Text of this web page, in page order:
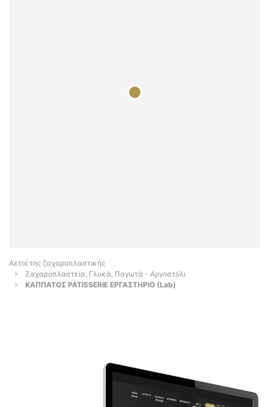
Αετοί της ζαχαροπλαστικής
Ζαχαροπλαστεία, Γλυκά, Παγωτά - Αργοστόλι
ΚΑΠΠΑΤΟΣ PATISSERIE ΕΡΓΑΣΤΗΡΙΟ (Lab)